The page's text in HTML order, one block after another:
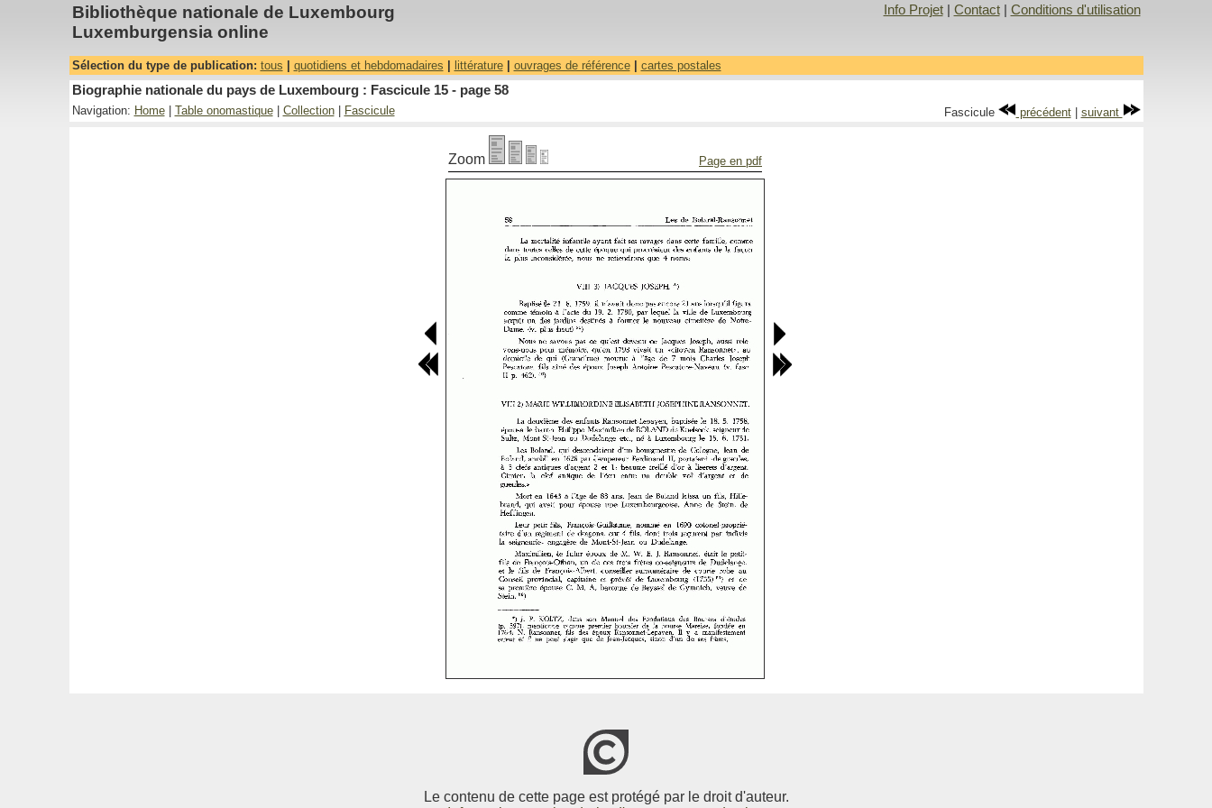
Bibliothèque nationale de Luxembourg
Luxemburgensia online
Info Projet| Contact| Conditions d'utilisation
Sélection du type de publication: tous quotidiens et hebdomadaires littérature| ouvrages de référence| cartes postales
Biographie nationale du pays de Luxembourg : Fascicule 15 - page 58
Navigation: Home| Table onomastique| Collection| Fascicule Fascicule précédent| suivant
Zoom Page en pdf
Le contenu de cette page est protégé par le droit d'auteur.